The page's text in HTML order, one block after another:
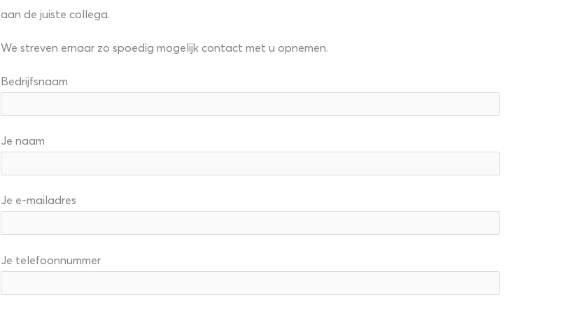
aan de juiste collega.
We streven ernaar zo spoedig mogelijk contact met u opnemen.
Bedrijfsnaam
Je naam
Je e-mailadres
Je telefoonnummer